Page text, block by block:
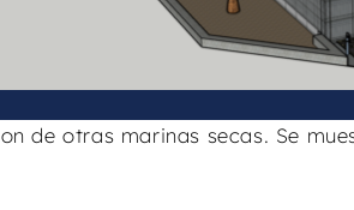
de otras marinas secas. Se